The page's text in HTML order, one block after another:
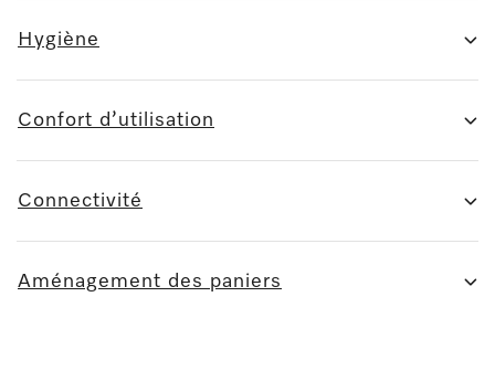
Hygiène
Confort d’utilisation
Connectivité
Aménagement des paniers